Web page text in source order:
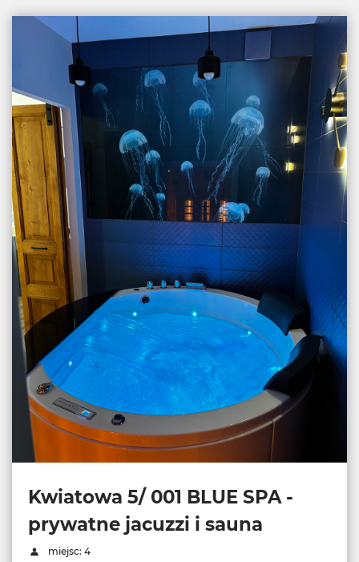
Kwiatowa 5/ 001 BLUE SPA -
prywatne jacuzzi i sauna
miejsc: 4